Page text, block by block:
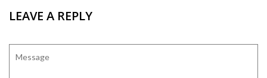
LEAVE A REPLY